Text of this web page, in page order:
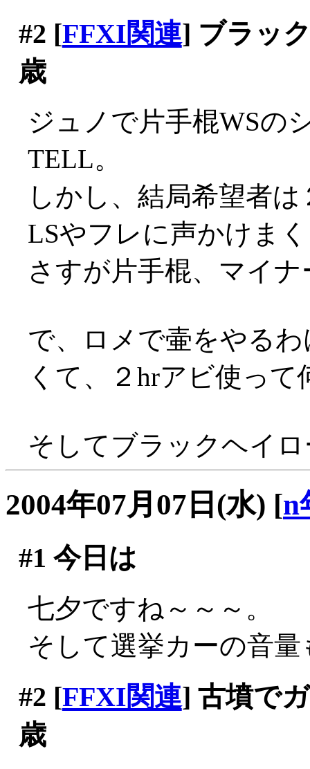
#2 [FFXI関連] ブラッ
歳
ジュノで片手棍WSの
TELL。
しかし、結局希望者
LSやフレに声かけま
さすが片手棍、マイ
で、ロメで壷をやる
くて、２hrアビ使っ
そしてブラックヘイ
2004年07月07日(水) [n
#1 今日は
七夕ですね～～～。
そして選挙カーの音
#2 [FFXI関連] 古墳で
歳